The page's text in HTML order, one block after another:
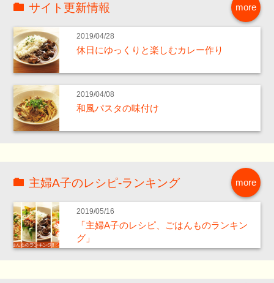
more
サイト更新情報
2019/04/28
休日にゆっくりと楽しむカレー作り
2019/04/08
和風パスタの味付け
more
主婦A子のレシピ-ランキング
2019/05/16
「主婦A子のレシピ、ごはんものランキン
グ」